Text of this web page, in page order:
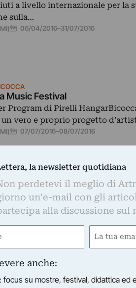
a livello internazionale per la
sulla…
06/04/2016–31/07/2016
Music Festival
Program di Pirelli
vero e proprio progetto
07/07/2016–08/07/2016
BOOK@BRUNO
- Fara Fara. A Film Not
del libro di Carsten Höller
(VE) 09/05/2015
la newsletter quotidiana
perdetevi il meglio di
un'e-mail con gli
alla discussione sul
Email
anche:
: focus su mostre, festival, didattica ed